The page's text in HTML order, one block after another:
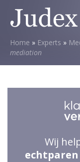
Home » Experts »
mediation
Wij
echtparen